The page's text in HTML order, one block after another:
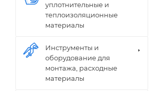
уплотнительные и
теплоизоляционные
материалы
Инструменты и
оборудование для
монтажа, расходные
материалы